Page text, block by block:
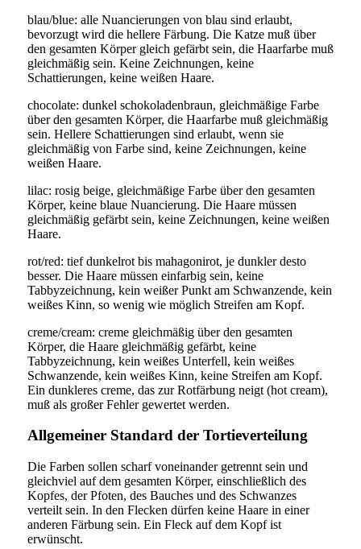
blau/blue: alle Nuancierungen von blau sind erlaubt,
bevorzugt wird die hellere Färbung. Die Katze muß über
den gesamten Körper gleich gefärbt sein, die Haarfarbe muß
gleichmäßig sein. Keine Zeichnungen, keine
Schattierungen, keine weißen Haare.
chocolate: dunkel schokoladenbraun, gleichmäßige Farbe
über den gesamten Körper, die Haarfarbe muß gleichmäßig
sein. Hellere Schattierungen sind erlaubt, wenn sie
gleichmäßig von Farbe sind, keine Zeichnungen, keine
weißen Haare.
lilac: rosig beige, gleichmäßige Farbe über den gesamten
Körper, keine blaue Nuancierung. Die Haare müssen
gleichmäßig gefärbt sein, keine Zeichnungen, keine weißen
Haare.
rot/red: tief dunkelrot bis mahagonirot, je dunkler desto
besser. Die Haare müssen einfarbig sein, keine
Tabbyzeichnung, kein weißer Punkt am Schwanzende, kein
weißes Kinn, so wenig wie möglich Streifen am Kopf.
creme/cream: creme gleichmäßig über den gesamten
Körper, die Haare gleichmäßig gefärbt, keine
Tabbyzeichnung, kein weißes Unterfell, kein weißes
Schwanzende, kein weißes Kinn, keine Streifen am Kopf.
Ein dunkleres creme, das zur Rotfärbung neigt (hot cream),
muß als großer Fehler gewertet werden.
Allgemeiner Standard der Tortieverteilung
Die Farben sollen scharf voneinander getrennt sein und
gleichviel auf dem gesamten Körper, einschließlich des
Kopfes, der Pfoten, des Bauches und des Schwanzes
verteilt sein. In den Flecken dürfen keine Haare in einer
anderen Färbung sein. Ein Fleck auf dem Kopf ist
erwünscht.